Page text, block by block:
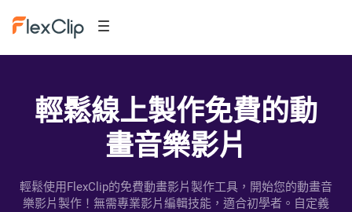
輕鬆線上製作免費的動
畫音樂影片
輕鬆使用FlexClip的免費動畫影片製作工具，開始您的動畫音
樂影片製作！無需專業影片編輯技能，適合初學者。自定義